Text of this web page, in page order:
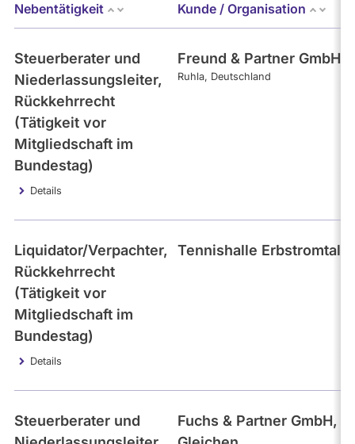
abgeordnetenwatch
werden.
Kategorie
- Alle -
Einkommen
- Alle -
Nebentätigkeit Kunde / Organisation
Steuerberater und
Niederlassungsleiter,
Rückkehrrecht
(Tätigkeit vor
Mitgliedschaft im
Bundestag)
Details
Freund & Partner GmbH
Ruhla Deutschland
Liquidator/Verpachter,
Rückkehrrecht
(Tätigkeit vor
Mitgliedschaft im
Bundestag)
Details
Tennishalle Erbstromtal,
Steuerberater und
Fuchs & Partner GmbH,